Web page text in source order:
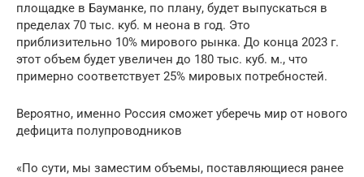
площадке в Бауманке, по плану, будет выпускаться в
пределах 70 тыс. куб. м неона в год. Это
приблизительно 10% мирового рынка. До конца 2023 г.
этот объем будет увеличен до 180 тыс. куб. м., что
примерно соответствует 25% мировых потребностей.
Вероятно, именно Россия сможет уберечь мир от нового
дефицита полупроводников
«По сути, мы заместим объемы, поставляющиеся ранее